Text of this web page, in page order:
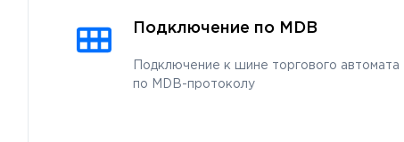
Подключение по MDB
Подключение к шине торгового автомата
по MDB-протоколу